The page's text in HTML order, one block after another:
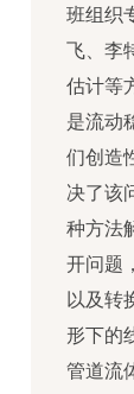
班组织
飞、李
估计等
是流动
们创造
决了该
种方法
开问题
以及转
形下的
管道流